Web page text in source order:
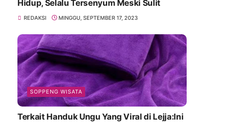
Hidup, Selalu Tersenyum Meski Sulit
REDAKSI MINGGU, SEPTEMBER 17, 2023
SOPPENG WISATA
Terkait Handuk Ungu Yang Viral di Lejja:Ini